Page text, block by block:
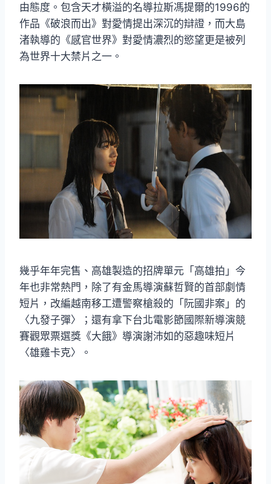
由態度。包含天才橫溢的名導拉斯馮提爾的1996的
作品《破浪而出》對愛情提出深沉的辯證，而大島
渚執導的《感官世界》對愛情濃烈的慾望更是被列
為世界十大禁片之一。
幾乎年年完售、高雄製造的招牌單元「高雄拍」今
年也非常熱門，除了有金馬導演蘇哲賢的首部劇情
短片，改編越南移工遭警察槍殺的「阮國非案」的
〈九發子彈〉；還有拿下台北電影節國際新導演競
賽觀眾票選獎《大餓》導演謝沛如的惡趣味短片
〈雄雞卡克〉。